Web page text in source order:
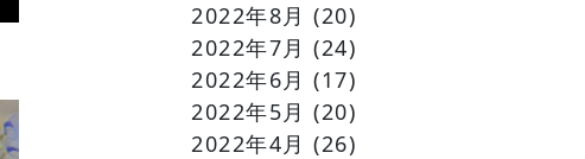
2022年8月 (20)
2022年7月 (24)
2022年6月 (17)
2022年5月 (20)
2022年4月 (26)